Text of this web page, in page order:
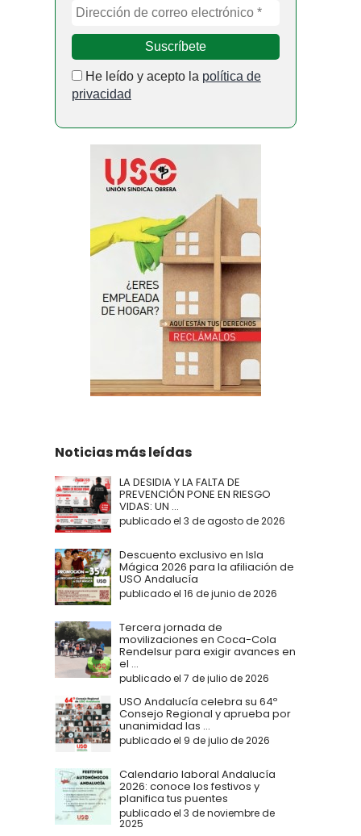
He leído y acepto la política de
privacidad
Noticias más leídas
LA DESIDIA Y LA FALTA DE
PREVENCIÓN PONE EN RIESGO
VIDAS: UN ...
publicado el 3 de agosto de 2026
Descuento exclusivo en Isla
Mágica 2026 para la afiliación de
USO Andalucía
publicado el 16 de junio de 2026
Tercera jornada de
movilizaciones en Coca-Cola
Rendelsur para exigir avances en
el ...
publicado el 7 de julio de 2026
USO Andalucía celebra su 64º
Consejo Regional y aprueba por
unanimidad las ...
publicado el 9 de julio de 2026
Calendario laboral Andalucía
2026: conoce los festivos y
planifica tus puentes
publicado el 3 de noviembre de
2025